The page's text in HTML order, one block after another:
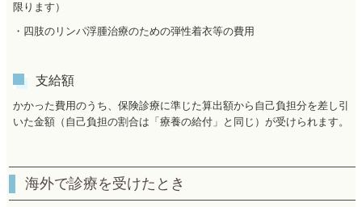
限ります）
・四肢のリンパ浮腫治療のための弾性着衣等の費用
支給額
かかった費用のうち、保険診療に準じた算出額から自己負担分を差し引
いた金額（自己負担の割合は「療養の給付」と同じ）が受けられます。
海外で診療を受けたとき